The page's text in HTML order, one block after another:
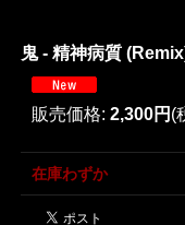
鬼 - 精神病質
販売価格: 2,300円 (
在庫わずか